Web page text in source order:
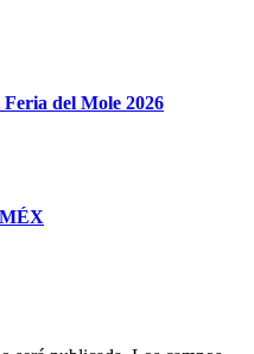
del Mole 2026